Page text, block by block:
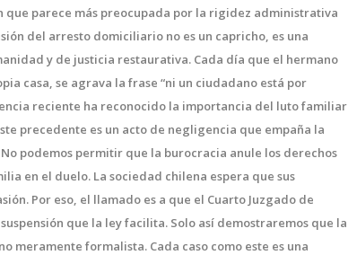
que parece más preocupada por la rigidez administrativa
del arresto domiciliario no es un capricho, es una
y de justicia restaurativa. Cada día que el hermano
casa, se agrava la frase “ni un ciudadano está por
reciente ha reconocido la importancia del luto familiar
precedente es un acto de negligencia que empaña la
podemos permitir que la burocracia anule los derechos
en el duelo. La sociedad chilena espera que sus
Por eso, el llamado es a que el Cuarto Juzgado de
que la ley facilita. Solo así demostraremos que la
meramente formalista. Cada caso como este es una